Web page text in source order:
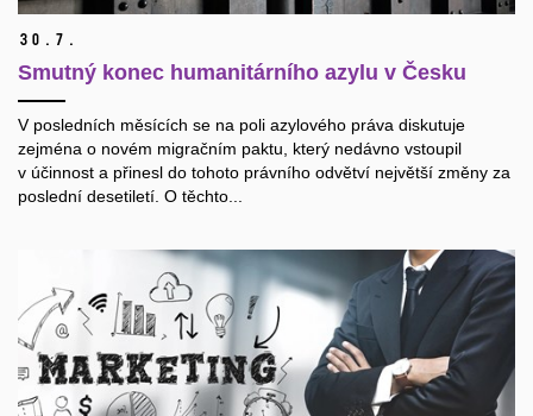
30. 7.
Smutný konec humanitárního azylu v Česku
V posledních měsících se na poli azylového práva diskutuje
zejména o novém migračním paktu, který nedávno vstoupil
v účinnost a přinesl do tohoto právního odvětví největší změny za
poslední desetiletí. O těchto...